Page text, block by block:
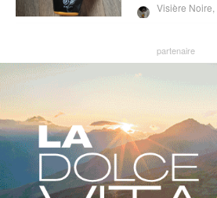
Visière Noire,